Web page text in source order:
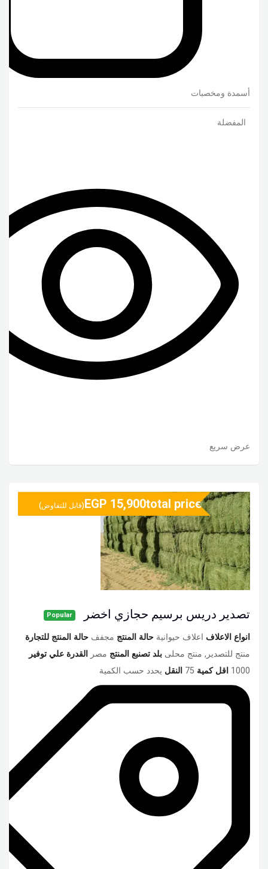
أسمدة ومخصبات
المفضلة
عرض سريع
تصدير دريس برسيم حجازي اخضر Popular
انواع الاعلاف اعلاف حيوانية حالة المنتج مجفف حالة المنتج للتجارة
منتج للتصدير, منتج محلى بلد تصنبع المنتج مصر القدرة علي توفير
1000 اقل كمية 75 النقل يحدد حسب الكمية
EGP 15,900total price (قابل للتفاوض)